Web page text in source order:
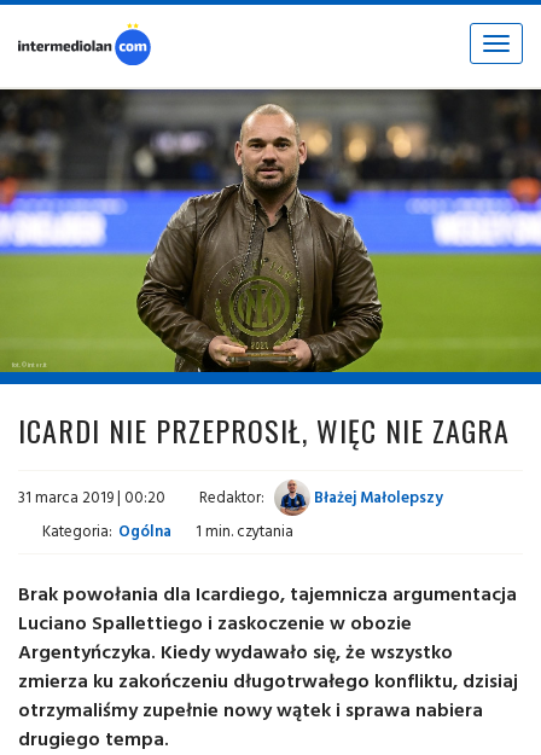
Toggle
fot. © inter.it
ICARDI NIE PRZEPROSIŁ, WIĘC NIE ZAGRA
31 marca 2019 | 00:20 Redaktor:
Błażej Małolepszy
Kategoria: Ogólna 1 min. czytania
Brak powołania dla Icardiego, tajemnicza argumentacja
Luciano Spallettiego i zaskoczenie w obozie
Argentyńczyka. Kiedy wydawało się, że wszystko
zmierza ku zakończeniu długotrwałego konfliktu, dzisiaj
otrzymaliśmy zupełnie nowy wątek i sprawa nabiera
drugiego tempa.